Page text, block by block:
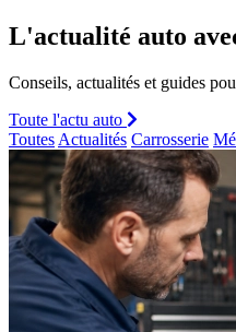
L'actualité auto
Conseils, actualités et guides
Toute l'actu auto
Toutes Actualités Carrosserie